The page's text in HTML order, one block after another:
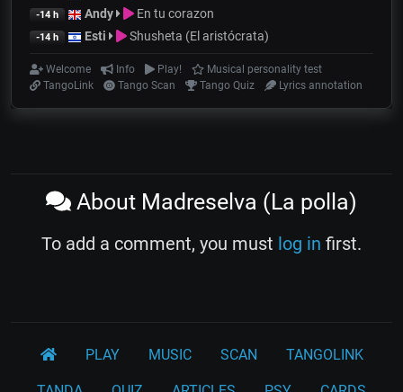
-14 h Andy En tu corazon
-14 h Esti Shusheta (El aristócrata)
Welcome Info Play!
Musical personality test
TangoLink
Tango Scan Tango Quiz Lyrics annotation
About Madreselva (La polla)
To add a comment, you must log in first.
PLAY MUSIC SCAN TANGOLINK